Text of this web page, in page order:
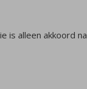
is alleen akkoord na